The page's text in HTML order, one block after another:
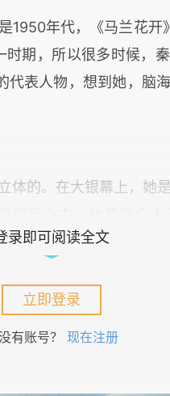
1950年代，《马兰花开
期，所以很多时候，
代表人物，想到她，脑
体的。在大银幕上，她
艺术家，“人民艺术家
录即可阅读全文
立即登录
有账号？ 现在注册